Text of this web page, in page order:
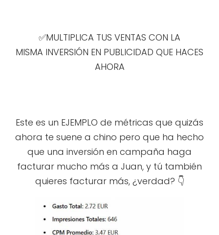
✅MULTIPLICA TUS VENTAS CON LA
MISMA INVERSIÓN EN PUBLICIDAD QUE HACES
AHORA
Este es un EJEMPLO de métricas que quizás
ahora te suene a chino pero que ha hecho
que una inversión en campaña haga
facturar mucho más a Juan, y tú también
quieres facturar más, ¿verdad? 👇